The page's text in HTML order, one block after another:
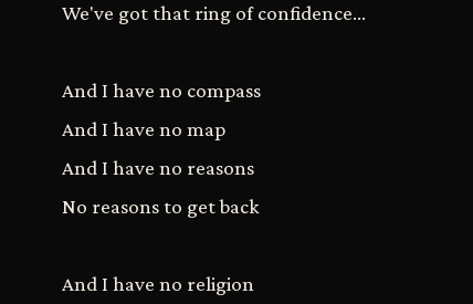
We've got that ring of confidence...
And I have no compass
And I have no map
And I have no reasons
No reasons to get back
And I have no religion